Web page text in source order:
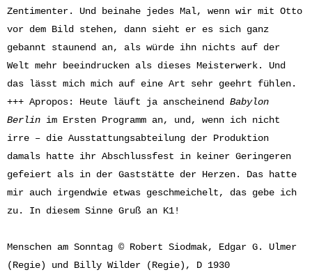
Zentimenter. Und beinahe jedes Mal, wenn wir mit Otto
vor dem Bild stehen, dann sieht er es sich ganz
gebannt staunend an, als würde ihn nichts auf der
Welt mehr beeindrucken als dieses Meisterwerk. Und
das lässt mich mich auf eine Art sehr geehrt fühlen.
+++ Apropos: Heute läuft ja anscheinend Babylon
Berlin im Ersten Programm an, und, wenn ich nicht
irre – die Ausstattungsabteilung der Produktion
damals hatte ihr Abschlussfest in keiner Geringeren
gefeiert als in der Gaststätte der Herzen. Das hatte
mir auch irgendwie etwas geschmeichelt, das gebe ich
zu. In diesem Sinne Gruß an K1!
Menschen am Sonntag © Robert Siodmak, Edgar G. Ulmer
(Regie) und Billy Wilder (Regie), D 1930